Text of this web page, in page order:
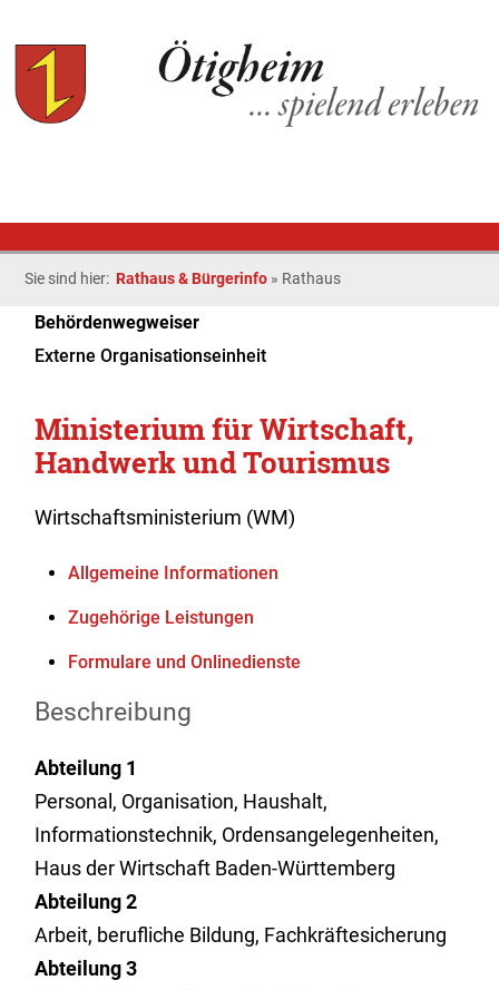
Sie sind hier: Rathaus & Bürgerinfo » Rathaus
Behördenwegweiser
Externe Organisationseinheit
Ministerium für Wirtschaft,
Handwerk und Tourismus
Wirtschaftsministerium (WM)
Allgemeine Informationen
Zugehörige Leistungen
Formulare und Onlinedienste
Beschreibung
Abteilung 1
Personal, Organisation, Haushalt,
Informationstechnik, Ordensangelegenheiten,
Haus der Wirtschaft Baden-Württemberg
Abteilung 2
Arbeit, berufliche Bildung, Fachkräftesicherung
Abteilung 3